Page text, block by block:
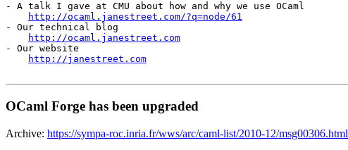
- A talk I gave at CMU about how and why we use OCaml
http://ocaml.janestreet.com/?q=node/61
- Our technical blog
http://ocaml.janestreet.com
- Our website
http://janestreet.com
OCaml Forge has been upgraded
Archive: https://sympa-roc.inria.fr/wws/arc/caml-list/2010-12/msg00306.html